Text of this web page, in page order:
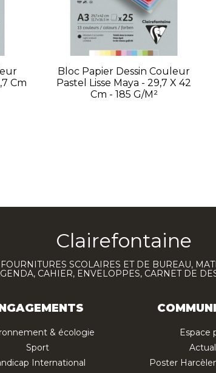
Cm
Bloc Papier Dessin Couleur
Pastel Lisse Maya - 29,7 X 42
Cm - 185 G/m²
Clairefontaine
SCOLAIRES ET DE BUREAU,
CAHIER, ENVELOPPES, CARNET DE
& écologie
Sport
International
Espace
Poster